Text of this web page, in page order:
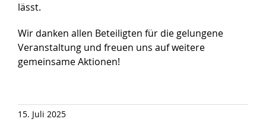
lässt.
Wir danken allen Beteiligten für die gelungene
Veranstaltung und freuen uns auf weitere
gemeinsame Aktionen!
15. Juli 2025